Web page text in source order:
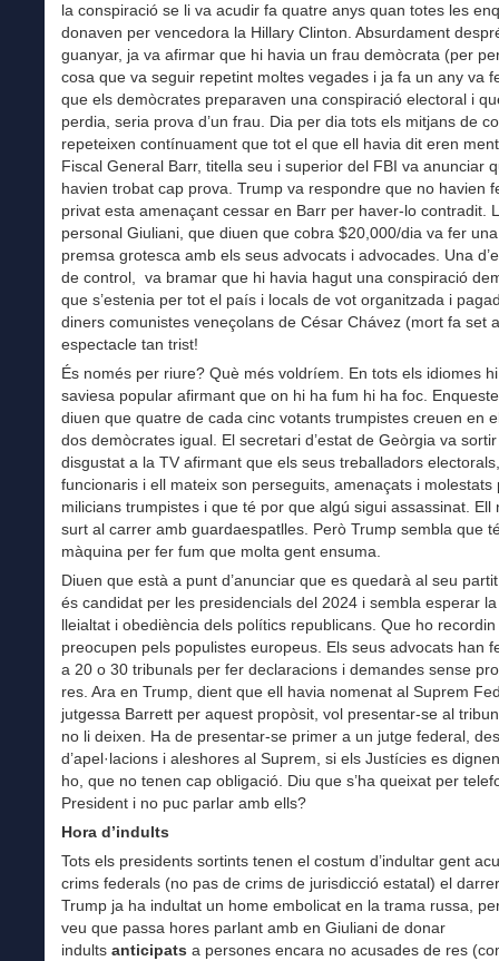
la conspiració se li va acudir fa quatre anys quan totes les
donaven per vencedora la Hillary Clinton. Absurdament
guanyar, ja va afirmar que hi havia un frau demòcrata (per
cosa que va seguir repetint moltes vegades i ja fa un any va
que els demòcrates preparaven una conspiració electoral i
perdia, seria prova d’un frau. Dia per dia tots els mitjans de
repeteixen contínuament que tot el que ell havia dit eren
Fiscal General Barr, titella seu i superior del FBI va anunciar
havien trobat cap prova. Trump va respondre que no havien
privat esta amenaçant cessar en Barr per haver-lo contradit.
personal Giuliani, que diuen que cobra $20,000/dia va fer
premsa grotesca amb els seus advocats i advocades. Una
de control, va bramar que hi havia hagut una conspiració
que s’estenia per tot el país i locals de vot organitzada i
diners comunistes veneçolans de César Chávez (mort fa set
espectacle tan trist!
És només per riure? Què més voldríem. En tots els idiomes
saviesa popular afirmant que on hi ha fum hi ha foc.
diuen que quatre de cada cinc votants trumpistes creuen en
dos demòcrates igual. El secretari d’estat de Geòrgia va
disgustat a la TV afirmant que els seus treballadors electorals,
funcionaris i ell mateix son perseguits, amenaçats i molestats
milicians trumpistes i que té por que algú sigui assassinat. Ell
surt al carrer amb guardaespatlles. Però Trump sembla que
màquina per fer fum que molta gent ensuma.
Diuen que està a punt d’anunciar que es quedarà al seu
és candidat per les presidencials del 2024 i sembla esperar
lleialtat i obediència dels polítics republicans. Que ho
preocupen pels populistes europeus. Els seus advocats han
a 20 o 30 tribunals per fer declaracions i demandes sense
res. Ara en Trump, dient que ell havia nomenat al Suprem
jutgessa Barrett per aquest propòsit, vol presentar-se al
no li deixen. Ha de presentar-se primer a un jutge federal,
d’apel·lacions i aleshores al Suprem, si els Justícies es
ho, que no tenen cap obligació. Diu que s’ha queixat per
President i no puc parlar amb ells?
Hora d’indults
Tots els presidents sortints tenen el costum d’indultar gent
crims federals (no pas de crims de jurisdicció estatal) el
Trump ja ha indultat un home embolicat en la trama russa,
veu que passa hores parlant amb en Giuliani de donar
indults anticipats a persones encara no acusades de res